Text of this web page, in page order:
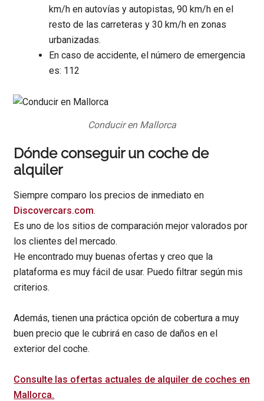
km/h en autovías y autopistas, 90 km/h en el
resto de las carreteras y 30 km/h en zonas
urbanizadas.
En caso de accidente, el número de emergencia
es: 112
Conducir en Mallorca
Dónde conseguir un coche de
alquiler
Siempre comparo los precios de inmediato en
Discovercars.com.
Es uno de los sitios de comparación mejor valorados por
los clientes del mercado.
He encontrado muy buenas ofertas y creo que la
plataforma es muy fácil de usar. Puedo filtrar según mis
criterios.
Además, tienen una práctica opción de cobertura a muy
buen precio que le cubrirá en caso de daños en el
exterior del coche.
Consulte las ofertas actuales de alquiler de coches en
Mallorca.